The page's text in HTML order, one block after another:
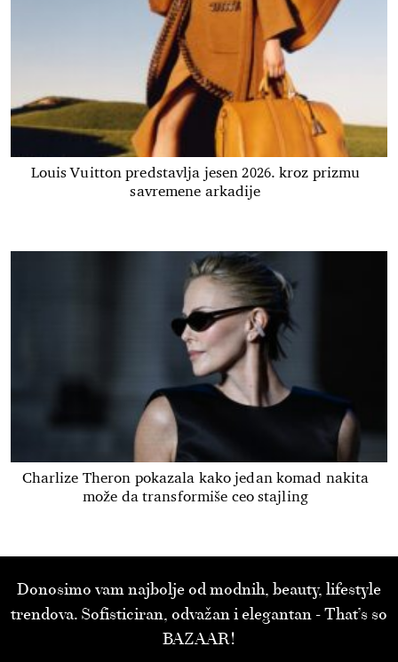
Louis Vuitton predstavlja jesen 2026. kroz prizmu
savremene arkadije
Charlize Theron pokazala kako jedan komad nakita
može da transformiše ceo stajling
Donosimo vam najbolje od modnih, beauty, lifestyle
trendova. Sofisticiran, odvažan i elegantan - That’s so
BAZAAR!